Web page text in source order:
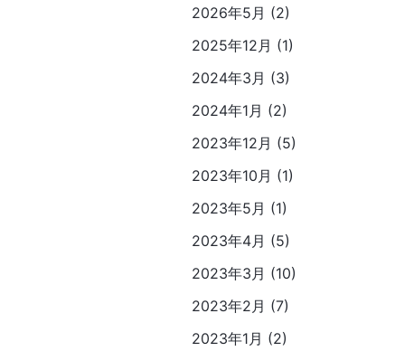
2026年5月 (2)
2025年12月 (1)
2024年3月 (3)
2024年1月 (2)
2023年12月 (5)
2023年10月 (1)
2023年5月 (1)
2023年4月 (5)
2023年3月 (10)
2023年2月 (7)
2023年1月 (2)